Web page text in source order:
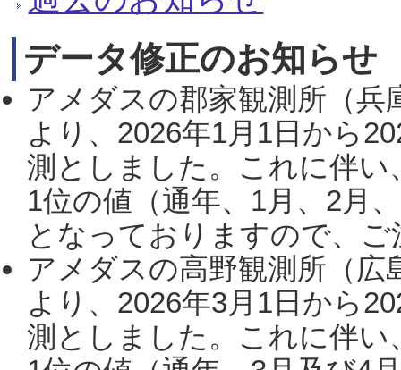
データ修正のお知らせ
アメダスの郡家観測所（
より、2026年1月1日から
測としました。これに伴い
1位の値（通年、1月、2月
となっておりますので、
アメダスの高野観測所（
より、2026年3月1日から
測としました。これに伴い